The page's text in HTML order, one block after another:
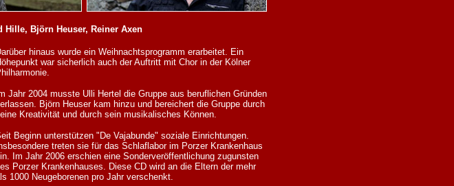
Hille, Björn Heuser, Reiner Axen
hinaus wurde ein Weihnachtsprogramm erarbeitet. Ein
war sicherlich auch der Auftritt mit Chor in der Kölner
Jahr 2004 musste Ulli Hertel die Gruppe aus beruflichen Gründen
Björn Heuser kam hinzu und bereichert die Gruppe durch
Kreativität und durch sein musikalisches Können.
Beginn unterstützen "De Vajabunde" soziale Einrichtungen.
treten sie für das Schlaflabor im Porzer Krankenhaus
Im Jahr 2006 erschien eine Sonderveröffentlichung zugunsten
Porzer Krankenhauses. Diese CD wird an die Eltern der mehr
1000 Neugeborenen pro Jahr verschenkt.